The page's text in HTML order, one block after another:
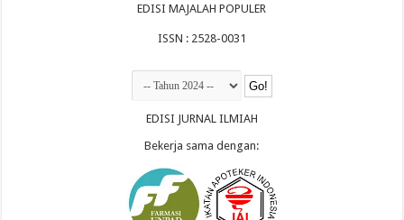
EDISI MAJALAH POPULER
ISSN : 2528-0031
EDISI JURNAL ILMIAH
Bekerja sama dengan: